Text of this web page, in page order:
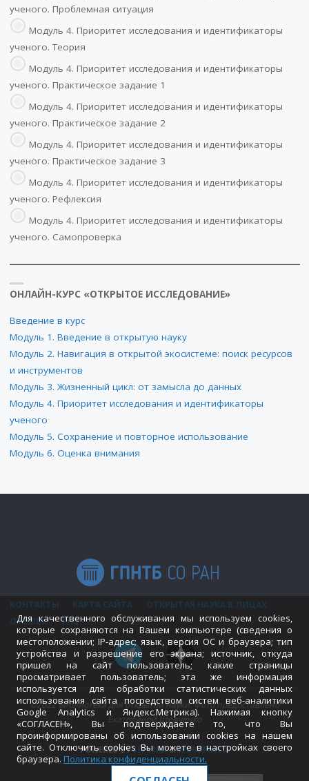
ученого. Проблемная ситуация
Модуль 4. Приоритет исследования и идентификаторы
ученого. Теория
Модуль 4. Приоритет исследования и идентификаторы
ученого. Практическое задание 1
Модуль 4. Приоритет исследования и идентификаторы
ученого. Практическое задание 2
Модуль 4. Приоритет исследования и идентификаторы
ученого. Практическое задание 3
Модуль 4. Приоритет исследования и идентификаторы
ученого. Рефлексия
Модуль 4. Приоритет исследования и идентификаторы
ученого. Самопроверка
ОНЛАЙН-КУРС «ОТКРЫТОЕ ИССЛЕДОВАНИЕ»
Введение в курс
Модуль 1. Введение в открытую науку
Модуль 2. Навигация в открытой экосистеме: поиск ресурсов
и инструментов
Модуль 3. Жизненный цикл: от замысла до данных
Модуль 4. Приоритет исследования и идентификаторы
ученого
Модуль 5. Сохранение и повторное использование
Модуль 6. Оценка внимания
КОНТАКТЫ КАРТА САЙТА
ОТКРЫТАЯ НАУКА В ЛИЦАХ
ОТЗЫВЫ
FAQ
©2022 Библиотека для открытой науки. Фото предоставлено
Екатериной Шевченко
POWERED BYSEPTERA&WORDPRESS.
Для качественного обслуживания мы используем cookies,
которые сохраняются на Вашем компьютере (сведения о
местоположении; IP-адрес; язык, версия ОС и браузера; тип
устройства и разрешение его экрана; источник, откуда
пришел на сайт пользователь; какие страницы
просматривает пользователь; эта же информация
используется для обработки статистических данных
использования сайта посредством систем веб-аналитики
Google Analytics и Яндекс.Метрика). Нажимая кнопку
«СОГЛАСЕН», Вы подтверждаете то, что Вы
проинформированы об использовании cookies на нашем
сайте. Отключить cookies Вы можете в настройках своего
браузера. Политика конфиденциальности.